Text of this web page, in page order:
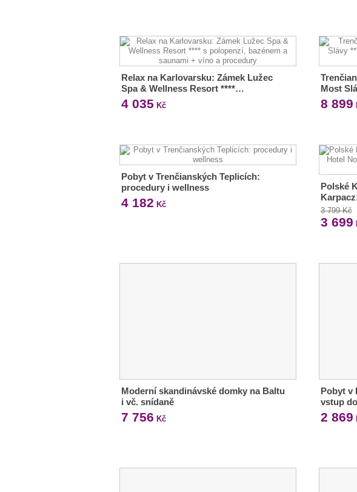
Relax na Karlovarsku: Zámek Lužec
Spa & Wellness Resort ****…
4 035 Kč
Most
8 899
Pobyt v Trenčianských Teplicích:
procedury i wellness
4 182 Kč
Polské
3 799 Kč
3 699
Moderní skandinávské domky na Baltu
i vč. snídaně
7 756 Kč
Pobyt v
vstup
2 869